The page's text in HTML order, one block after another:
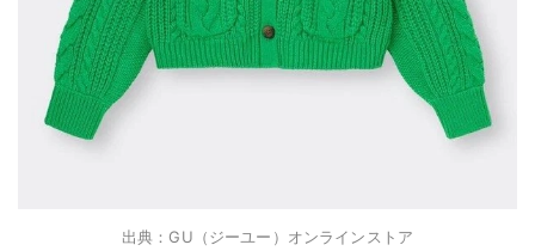
出典：GU（ジーユー）オンラインストア